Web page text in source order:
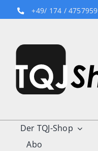
to
+49/ 174 / 4757959
Der TQJ-Shop
Abo